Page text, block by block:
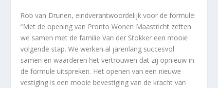
Rob van Drunen, eindverantwoordelijk voor de formule:
“Met de opening van Pronto Wonen Maastricht zetten
we samen met de familie Van der Stokker een mooie
volgende stap. We werken al jarenlang succesvol
samen en waarderen het vertrouwen dat zij opnieuw in
de formule uitspreken. Het openen van een nieuwe
vestiging is een mooie bevestiging van de kracht van